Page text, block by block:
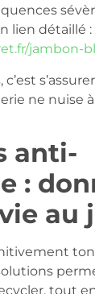
lien détaillé :
jambon-
ne nuise
anti-
:
au
ton
tout